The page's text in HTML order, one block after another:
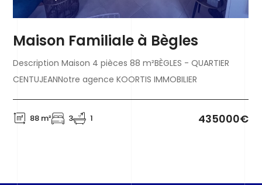
Maison Familiale à Bègles
Description Maison 4 pièces 88 m²BÈGLES - QUARTIER
CENTUJEANNotre agence KOORTIS IMMOBILIER
88 m² 3 1 435000€